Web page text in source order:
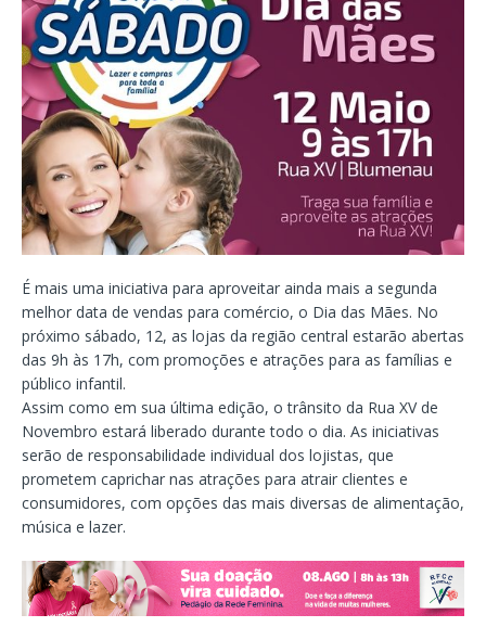
É mais uma iniciativa para aproveitar ainda mais a segunda
melhor data de vendas para comércio, o Dia das Mães. No
próximo sábado, 12, as lojas da região central estarão abertas
das 9h às 17h, com promoções e atrações para as famílias e
público infantil.
Assim como em sua última edição, o trânsito da Rua XV de
Novembro estará liberado durante todo o dia. As iniciativas
serão de responsabilidade individual dos lojistas, que
prometem caprichar nas atrações para atrair clientes e
consumidores, com opções das mais diversas de alimentação,
música e lazer.